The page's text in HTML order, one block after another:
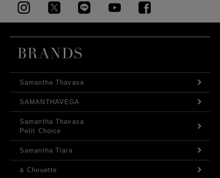
Samantha Thavasa
SAMANTHAVEGA
Samantha Thavasa
Petit Choice
Samantha Tiara
& Chouette